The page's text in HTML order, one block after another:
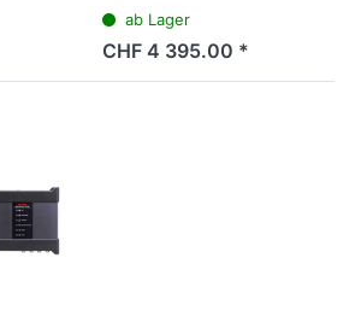
aller Steuergeräte, Service-
Intervalle, J2534 Interface.
Menüsprache Deutsch
ab Lager
CHF 4 395.00 *